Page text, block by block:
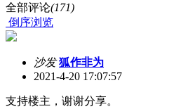
全部评论(171)
倒序浏览
沙发 狐作非为
2021-4-20 17:07:57
支持楼主，谢谢分享。